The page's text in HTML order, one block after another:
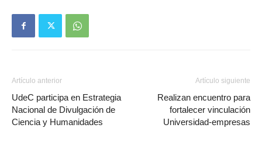
Artículo anterior
UdeC participa en Estrategia
Nacional de Divulgación de
Ciencia y Humanidades
Artículo siguiente
Realizan encuentro para
fortalecer vinculación
Universidad-empresas